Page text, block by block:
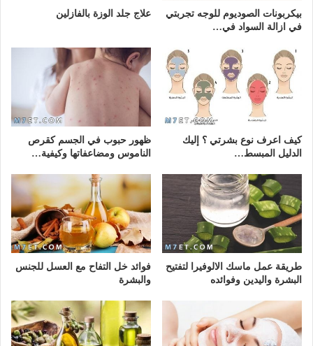
بيكربونات الصوديوم للوجه تجربتي
في ازالة السواد في…
علاج جلد الوزة بالفازلين
كيف اعرف نوع بشرتي ؟ إليك
الدليل المبسط…
ظهور حبوب في الجسم كقرص
الناموس ومضاعفاتها وكيفية…
طريقة عمل ماسك الالوفيرا لتفتيح
البشرة واليدين وفوائده
فوائد خل التفاح مع العسل للجنس
والبشرة